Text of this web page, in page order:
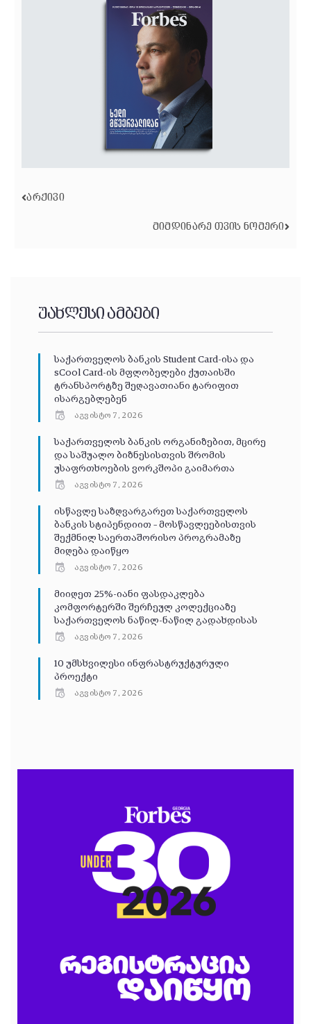
ᲐᲠᲥᲘᲕᲘ
ᲛᲘᲛᲓᲘᲜᲐᲠᲔ ᲗᲕᲘᲡ ᲜᲝᲛᲔᲠᲘ
უახლესი ამბები
საქართველოს ბანკის Student Card-ისა და
sCool Card-ის მფლობელები ქუთაისში
ტრანსპორტზე შეღავათიანი ტარიფით
ისარგებლებენ
აგვისტო 7, 2026
საქართველოს ბანკის ორგანიზებით, მცირე
და საშუალო ბიზნესისთვის შრომის
უსაფრთხოების ვორკშოპი გაიმართა
აგვისტო 7, 2026
ისწავლე საზღვარგარეთ საქართველოს
ბანკის სტიპენდიით – მოსწავლეებისთვის
შექმნილ საერთაშორისო პროგრამაზე
მიღება დაიწყო
აგვისტო 7, 2026
მიიღეთ 25%-იანი ფასდაკლება
კომფორტერში შერჩეულ კოლექციაზე
საქართველოს ნაწილ-ნაწილ გადახდისას
აგვისტო 7, 2026
10 უმსხვილესი ინფრასტრუქტურული
პროექტი
აგვისტო 7, 2026